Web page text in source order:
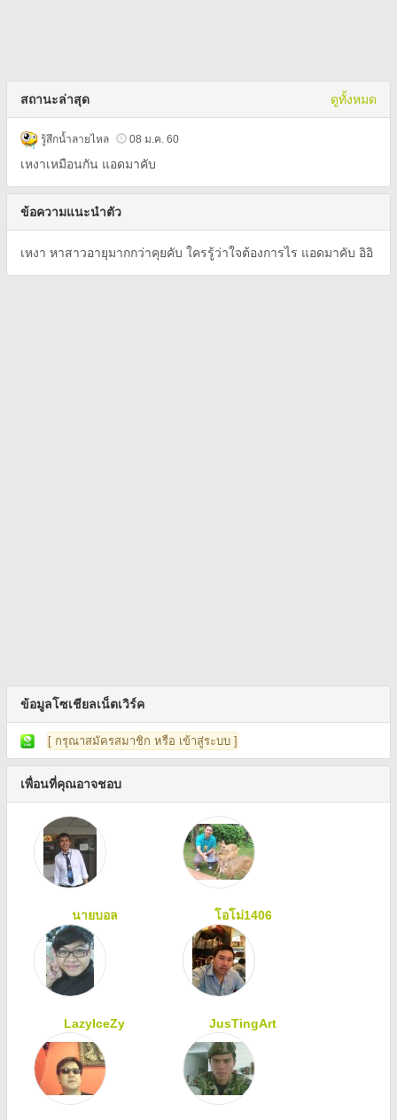
สถานะล่าสุด ดูทั้งหมด
รู้สึกน้ำลายไหล 08 ม.ค. 60
เหงาเหมือนกัน แอดมาคับ
ข้อความแนะนำตัว
เหงา หาสาวอายุมากกว่าคุยคับ ใครรู้ว่าใจต้องการไร แอดมาคับ อิอิ
ข้อมูลโซเชียลเน็ตเวิร์ค
[ กรุณาสมัครสมาชิก หรือ เข้าสู่ระบบ ]
เพื่อนที่คุณอาจชอบ
นายบอล โอโม่1406
LazyIceZy JusTingArt